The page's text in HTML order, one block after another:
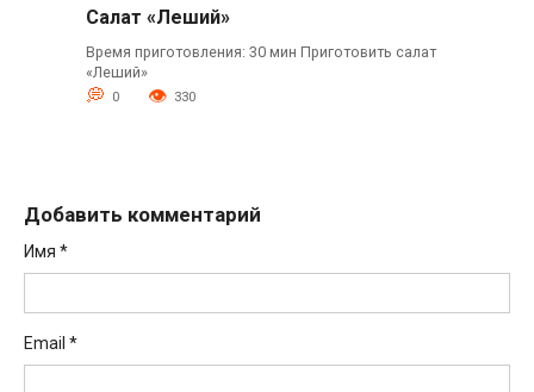
Салат «Леший»
Время приготовления: 30 мин Приготовить салат
«Леший»
0 330
Добавить комментарий
Имя *
Email *